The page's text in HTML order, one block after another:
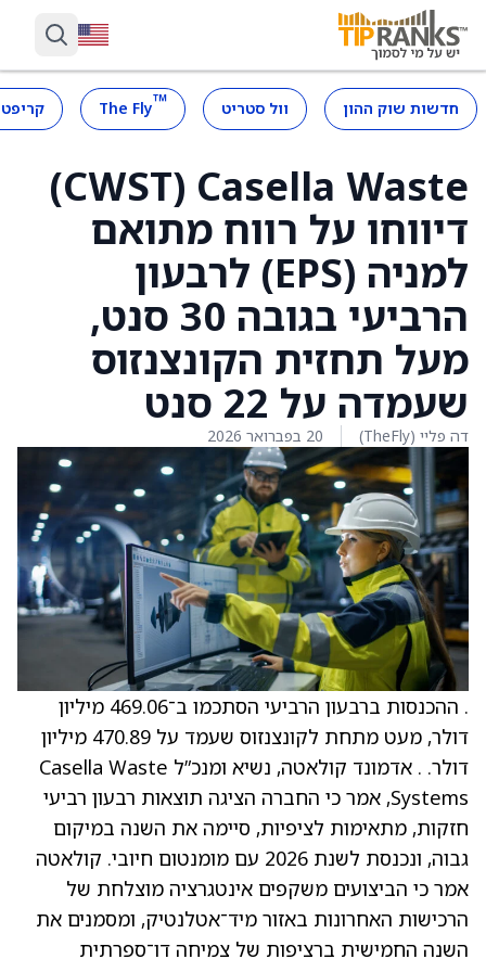
חדשות שוק ההון וול סטריט ™
The Fly
Casella Waste ‏(CWST)
דיווחו על רווח מתואם
למניה (EPS) לרבעון
הרביעי בגובה 30 סנט,
מעל תחזית הקונצנזוס
שעמדה על 22 סנט
דה פליי (TheFly) 20 בפברואר 2026
. ההכנסות ברבעון הרביעי הסתכמו ב־469.06 מיליון
דולר, מעט מתחת לקונצנזוס שעמד על 470.89 מיליון
דולר. . אדמונד קולאטה, נשיא ומנכ”ל ‏Casella Waste
Systems, אמר כי החברה הציגה תוצאות רבעון רביעי
חזקות, מתאימות לציפיות, סיימה את השנה במיקום
גבוה, ונכנסת לשנת 2026 עם מומנטום חיובי. קולאטה
אמר כי הביצועים משקפים אינטגרציה מוצלחת של
הרכישות האחרונות באזור מיד־אטלנטיק, ומסמנים את
השנה החמישית ברציפות של צמיחה דו־ספרתית